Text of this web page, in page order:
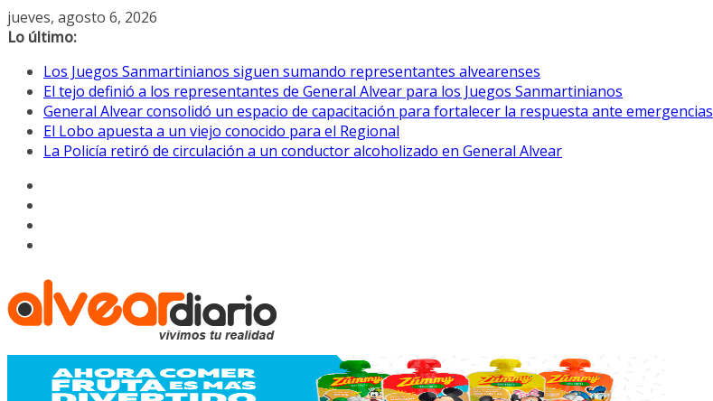
Saltar
al
jueves, agosto 6, 2026
Lo último:
Los Juegos Sanmartinianos siguen sumando representantes alvearenses
El tejo definió a los representantes de General Alvear para los Juegos Sanmartinianos
General Alvear consolidó un espacio de capacitación para fortalecer la respuesta ante emergencias
El Lobo apuesta a un viejo conocido para el Regional
La Policía retiró de circulación a un conductor alcoholizado en General Alvear